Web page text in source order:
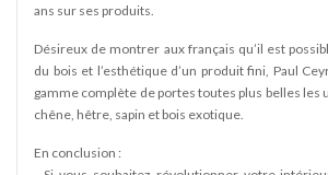
ans sur ses produits.
Désireux de montrer aux français qu’il est
du bois et l’esthétique d’un produit fini, Paul
gamme complète de portes toutes plus belles les
chêne, hêtre, sapin et bois exotique.
En conclusion :